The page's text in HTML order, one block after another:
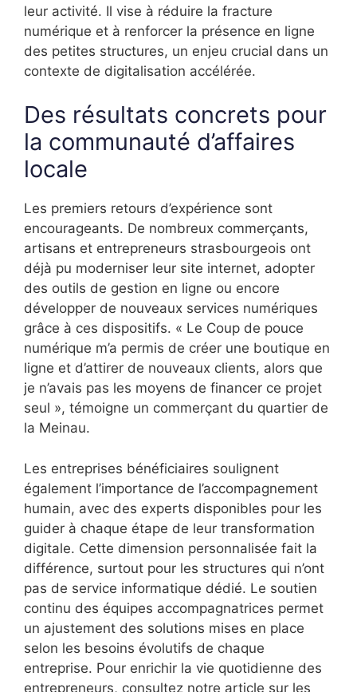
leur activité. Il vise à réduire la fracture
numérique et à renforcer la présence en ligne
des petites structures, un enjeu crucial dans un
contexte de digitalisation accélérée.
Des résultats concrets pour
la communauté d’affaires
locale
Les premiers retours d’expérience sont
encourageants. De nombreux commerçants,
artisans et entrepreneurs strasbourgeois ont
déjà pu moderniser leur site internet, adopter
des outils de gestion en ligne ou encore
développer de nouveaux services numériques
grâce à ces dispositifs. « Le Coup de pouce
numérique m’a permis de créer une boutique en
ligne et d’attirer de nouveaux clients, alors que
je n’avais pas les moyens de financer ce projet
seul », témoigne un commerçant du quartier de
la Meinau.
Les entreprises bénéficiaires soulignent
également l’importance de l’accompagnement
humain, avec des experts disponibles pour les
guider à chaque étape de leur transformation
digitale. Cette dimension personnalisée fait la
différence, surtout pour les structures qui n’ont
pas de service informatique dédié. Le soutien
continu des équipes accompagnatrices permet
un ajustement des solutions mises en place
selon les besoins évolutifs de chaque
entreprise. Pour enrichir la vie quotidienne des
entrepreneurs, consultez notre article sur les